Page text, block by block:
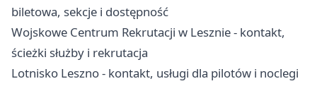
biletowa, sekcje i dostępność
Wojskowe Centrum Rekrutacji w Lesznie - kontakt,
ścieżki służby i rekrutacja
Lotnisko Leszno - kontakt, usługi dla pilotów i noclegi